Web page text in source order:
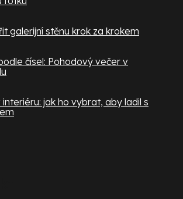
galerijní stěnu krok za krokem
čísel: Pohodový večer v
jak ho vybrat, aby ladil s